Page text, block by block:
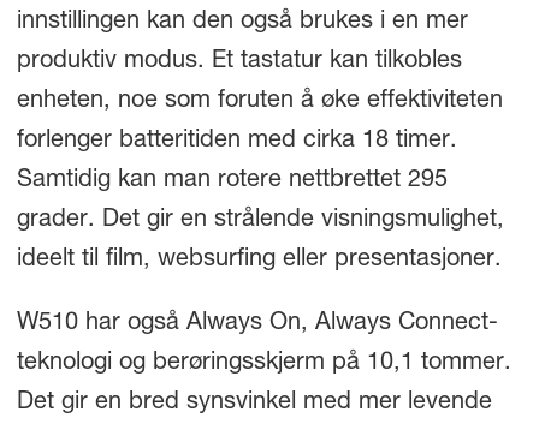
innstillingen kan den også brukes i en mer
produktiv modus. Et tastatur kan tilkobles
enheten, noe som foruten å øke effektiviteten
forlenger batteritiden med cirka 18 timer.
Samtidig kan man rotere nettbrettet 295
grader. Det gir en strålende visningsmulighet,
ideelt til film, websurfing eller presentasjoner.
W510 har også Always On, Always Connect-
teknologi og berøringsskjerm på 10,1 tommer.
Det gir en bred synsvinkel med mer levende